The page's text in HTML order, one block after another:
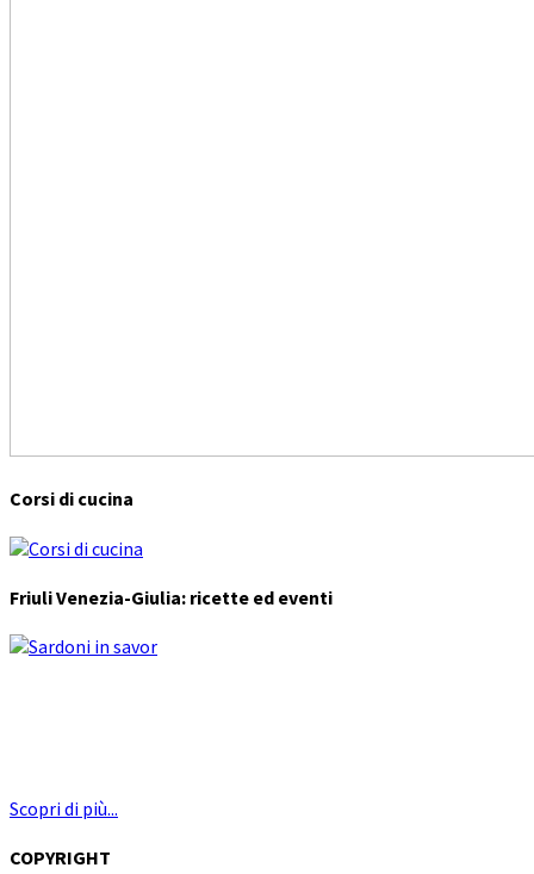
Corsi di cucina
Friuli Venezia-Giulia: ricette ed eventi
Scopri di più...
COPYRIGHT